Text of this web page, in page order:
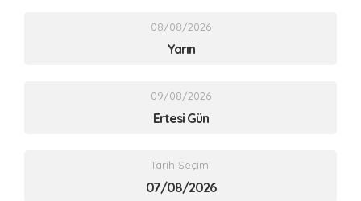
08/08/2026
Yarın
09/08/2026
Ertesi Gün
Tarih Seçimi